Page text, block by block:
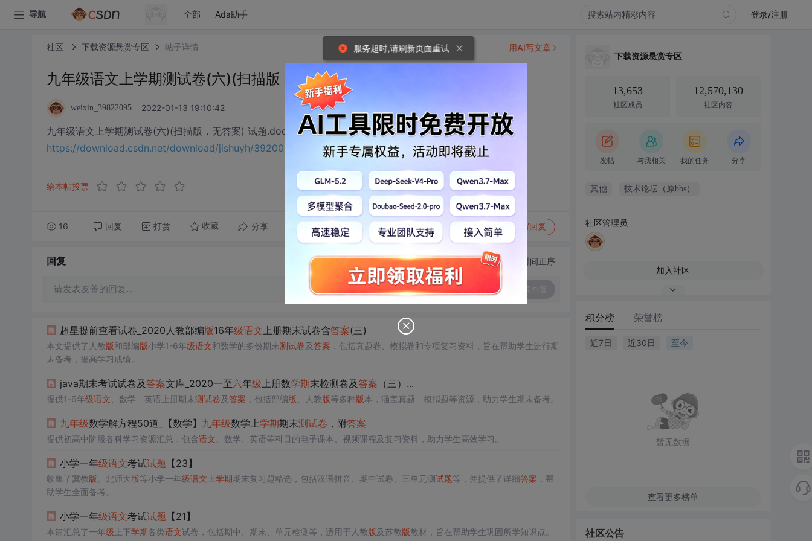
导航 全部 Ada助手 登录/注册
社区 下载资源悬赏专区 帖子详情
九年级语文上学期测试卷(六)(扫描版，无答案) 试题.doc下载
weixin_39822095 2022-01-13 19:10:42
九年级语文上学期测试卷(六)(扫描版，无答案) 试题.doc , 相关下载链接：
https://download.csdn.net/download/jishuyh/39200893?utm_source=bbsseo
给本帖投票
16 回复 打赏 收藏 分享 转发到动态 举报 写回复
用AI写文章
回复 切换为时间正序
请发表友善的回复…
超星提前查看试卷_2020人教部编版16年级语文上册期末试卷含答案(三)
本文提供了人教版和部编版小学1-6年级语文和数学的多份期末测试卷及答案 ，包括真题卷、模拟卷和专项复习资料，旨在帮助学生进行期
末备考，提高学习成绩。
java期末考试试卷及答案文库_2020一至六年级上册数学期末检测卷及答案 （三）...
提供1-6年级语文 、数学、英语上册期末测试卷及答案 ，包括部编版 、人教版等多种版本，涵盖真题、模拟题等资源，助力学生期末备考。
九年级数学解方程50道_【数学】 九年级数学上学期期末测试卷 ，附答案
提供初高中阶段各科学习资源汇总，包含语文 、数学、英语等科目的电子课本、视频课程及复习资料，助力学生高效学习。
小学一年级语文考试试题 【23】
收集了冀教版 、北师大版等小学一年级语文 上学期期末复习题精选，包括汉语拼音、期中试卷、三单元测试题等，并提供了详细答案 ，帮
助学生全面备考。
小学一年级语文考试试题 【21】
本篇汇总了一年级 上下学期各类语文试卷，包括期中、期末、单元检测等，适用于人教版及苏教版教材，旨在帮助学生巩固所学知识点。
下载资源悬赏专区
13,653
社区成员
12,570,130
社区内容
发帖 与我相关 我的任务 分享
其他 技术论坛（原bbs）
社区管理员
加入社区
积分榜 荣誉榜
近7日 近30日 至今
暂无数据
查看更多榜单
社区公告
服务超时,请刷新页面重试